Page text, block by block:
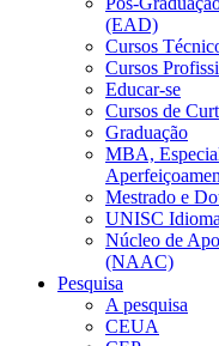
(EAD)
Cursos
Cursos
Educar-se
Cursos de
Graduação
MBA,
Mestrado e
UNISC
Núcleo de
(NAAC)
Pesquisa
A pesquisa
CEUA